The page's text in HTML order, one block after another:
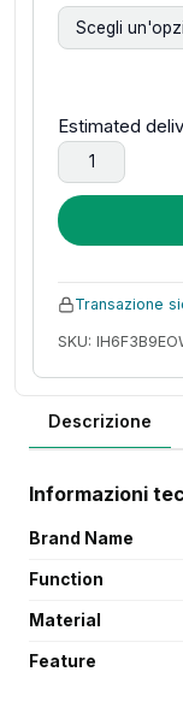
Estimated
Mobiletto
Transazione
SKU:
Descrizione
Informazioni
Brand Name
Function
Material
Feature